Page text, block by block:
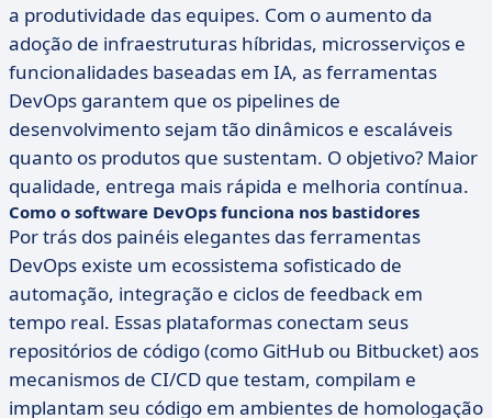
a produtividade das equipes. Com o aumento da
adoção de infraestruturas híbridas, microsserviços e
funcionalidades baseadas em IA, as ferramentas
DevOps garantem que os pipelines de
desenvolvimento sejam tão dinâmicos e escaláveis
quanto os produtos que sustentam. O objetivo? Maior
qualidade, entrega mais rápida e melhoria contínua.
Como o software DevOps funciona nos bastidores
Por trás dos painéis elegantes das ferramentas
DevOps existe um ecossistema sofisticado de
automação, integração e ciclos de feedback em
tempo real. Essas plataformas conectam seus
repositórios de código (como GitHub ou Bitbucket) aos
mecanismos de CI/CD que testam, compilam e
implantam seu código em ambientes de homologação